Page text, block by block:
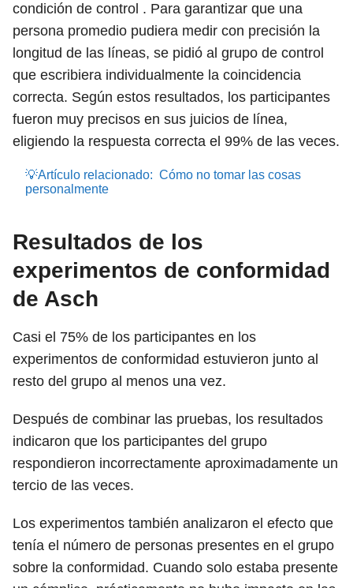
condición de control . Para garantizar que una
persona promedio pudiera medir con precisión la
longitud de las líneas, se pidió al grupo de control
que escribiera individualmente la coincidencia
correcta. Según estos resultados, los participantes
fueron muy precisos en sus juicios de línea,
eligiendo la respuesta correcta el 99% de las veces.
💡Artículo relacionado: Cómo no tomar las cosas
personalmente
Resultados de los
experimentos de conformidad
de Asch
Casi el 75% de los participantes en los
experimentos de conformidad estuvieron junto al
resto del grupo al menos una vez.
Después de combinar las pruebas, los resultados
indicaron que los participantes del grupo
respondieron incorrectamente aproximadamente un
tercio de las veces.
Los experimentos también analizaron el efecto que
tenía el número de personas presentes en el grupo
sobre la conformidad. Cuando solo estaba presente